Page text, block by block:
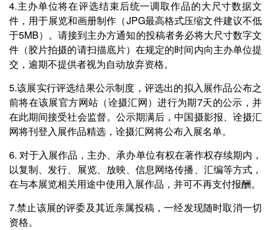
4.主办单位将在评选结束后统一调取作品的大尺寸数据文
件，用于展览和画册制作（JPG最高格式压缩文件建议不低
于5MB）。请接到主办方通知的投稿者务必将大尺寸数字文
件（胶片拍摄的请扫描底片）在规定的时间内向主办单位提
交，逾期不提供者视为自动放弃资格。
5.该展实行评选结果公示制度，评选出的拟入展作品公布之
前将在该展官方网站（诠摄汇网）进行为期7天的公示，并
在此期间接受社会监督。公示期满后，中国摄影报、诠摄汇
网将刊登入展作品精选，诠摄汇网将公布入展名单。
6. 对于入展作品，主办、承办单位有权在著作权存续期内，
以复制、发行、展览、放映、信息网络传播、汇编等方式，
在与本展览相关用途中使用入展作品，并可不再支付报酬。
7.禁止该展的评委及其近亲属投稿，一经发现随时取消一切
资格。